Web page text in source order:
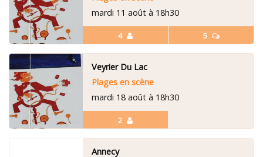
4 5
mardi 11 août à 18h30
2
Veyrier Du Lac
Plages en scène
mardi 18 août à 18h30
Annecy